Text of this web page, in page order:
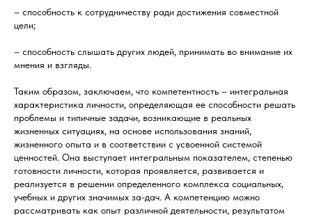
– способность к сотрудничеству ради достижения совместной
цели;
– способность слышать других людей, принимать во внимание их
мнения и взгляды.
Таким образом, заключаем, что компетентность – интегральная
характеристика личности, определяющая ее способности решать
проблемы и типичные задачи, возникающие в реальных
жизненных ситуациях, на основе использования знаний,
жизненного опыта и в соответствии с усвоенной системой
ценностей. Она выступает интегральным показателем, степенью
готовности личности, которая проявляется, развивается и
реализуется в решении определенного комплекса социальных,
учебных и других значимых за-дач. А компетенцию можно
рассматривать как опыт различной деятельности, результатом